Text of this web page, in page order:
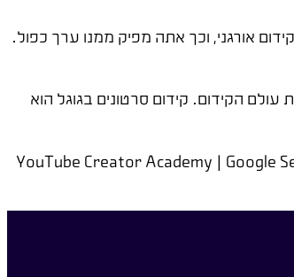
אורגני, וכך אתה מפיק ממנו ערך כפול.
הקידום. קידום סרטונים בגוגל הוא
YouTube Creator Academy | Google